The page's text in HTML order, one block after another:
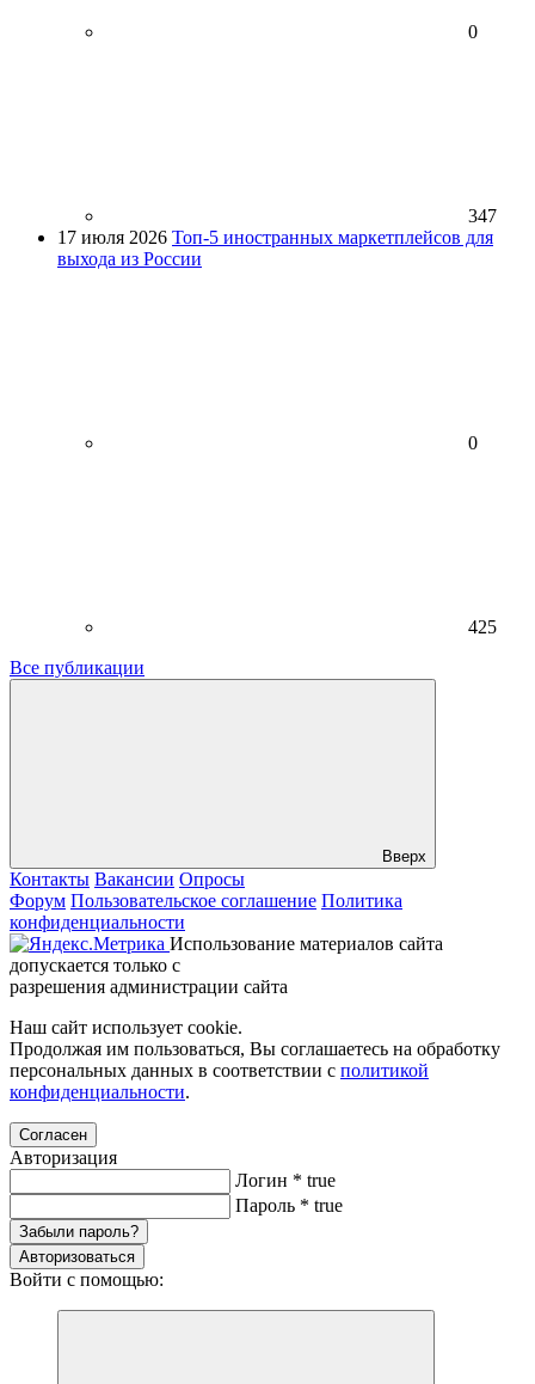
0
347
17 июля 2026 Топ-5 иностранных маркетплейсов для
выхода из России
0
425
Все публикации
Вверх
Контакты Вакансии Опросы
Форум Пользовательское соглашение Политика
конфиденциальности
Использование материалов сайта
допускается только с
разрешения администрации сайта
Наш сайт использует cookie.
Продолжая им пользоваться, Вы соглашаетесь на обработку
персональных данных в соответствии с политикой
конфиденциальности.
Согласен
Авторизация
Логин * true
Пароль * true
Забыли пароль?
Авторизоваться
Войти с помощью: